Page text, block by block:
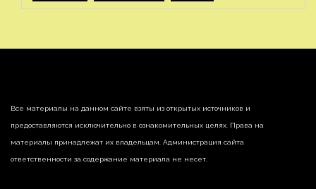
Все материалы на данном сайте взяты из открытых источников и
предоставляются исключительно в ознакомительных целях. Права на
материалы принадлежат их владельцам. Администрация сайта
ответственности за содержание материала не несет.